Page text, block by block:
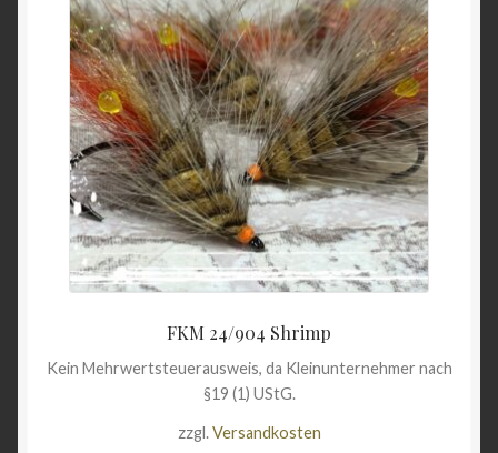
FKM 24/904 Shrimp
Kein Mehrwertsteuerausweis, da Kleinunternehmer nach
§19 (1) UStG.
zzgl.Versandkosten